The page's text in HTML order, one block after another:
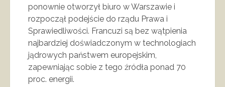
ponownie otworzył biuro w Warszawie i
rozpoczął podejście do rządu Prawa i
Sprawiedliwości. Francuzi są bez wątpienia
najbardziej doświadczonym w technologiach
jądrowych państwem europejskim,
zapewniając sobie z tego źródła ponad 70
proc. energii.